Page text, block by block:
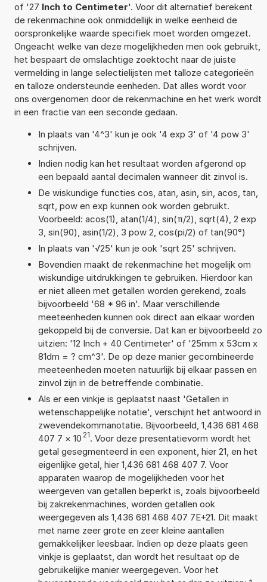
of '27 Inch to Centimeter'. Voor dit alternatief berekent
de rekenmachine ook onmiddellijk in welke eenheid de
oorspronkelijke waarde specifiek moet worden omgezet.
Ongeacht welke van deze mogelijkheden men ook gebruikt,
het bespaart de omslachtige zoektocht naar de juiste
vermelding in lange selectielijsten met talloze categorieën
en talloze ondersteunde eenheden. Dat alles wordt voor
ons overgenomen door de rekenmachine en het werk wordt
in een fractie van een seconde gedaan.
In plaats van '4^3' kun je ook '4 exp 3' of '4 pow 3'
schrijven.
Indien nodig kan het resultaat worden afgerond op
een bepaald aantal decimalen wanneer dit zinvol is.
De wiskundige functies cos, atan, asin, sin, acos, tan,
sqrt, pow en exp kunnen ook worden gebruikt.
Voorbeeld: acos(1), atan(1/4), sin(π/2), sqrt(4), 2 exp
3, sin(90), asin(1/2), 3 pow 2, cos(pi/2) of tan(90°)
In plaats van '√25' kun je ook 'sqrt 25' schrijven.
Bovendien maakt de rekenmachine het mogelijk om
wiskundige uitdrukkingen te gebruiken. Hierdoor kan
er niet alleen met getallen worden gerekend, zoals
bijvoorbeeld '68 * 96 in'. Maar verschillende
meeteenheden kunnen ook direct aan elkaar worden
gekoppeld bij de conversie. Dat kan er bijvoorbeeld zo
uitzien: '12 Inch + 40 Centimeter' of '25mm x 53cm x
81dm = ? cm^3'. De op deze manier gecombineerde
meeteenheden moeten natuurlijk bij elkaar passen en
zinvol zijn in de betreffende combinatie.
Als er een vinkje is geplaatst naast 'Getallen in
wetenschappelijke notatie', verschijnt het antwoord in
zwevendekommanotatie. Bijvoorbeeld, 1,436 681 468
407 7 × 10 21. Voor deze presentatievorm wordt het
getal gesegmenteerd in een exponent, hier 21, en het
eigenlijke getal, hier 1,436 681 468 407 7. Voor
apparaten waarop de mogelijkheden voor het
weergeven van getallen beperkt is, zoals bijvoorbeeld
bij zakrekenmachines, worden getallen ook
weergegeven als 1,436 681 468 407 7E+21. Dit maakt
met name zeer grote en zeer kleine aantallen
gemakkelijker leesbaar. Indien op deze plaats geen
vinkje is geplaatst, dan wordt het resultaat op de
gebruikelijke manier weergegeven. Voor het